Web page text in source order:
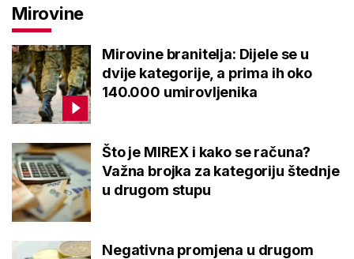
Mirovine
Mirovine branitelja: Dijele se u
dvije kategorije, a prima ih oko
140.000 umirovljenika
Što je MIREX i kako se računa?
Važna brojka za kategoriju štednje
u drugom stupu
Negativna promjena u drugom